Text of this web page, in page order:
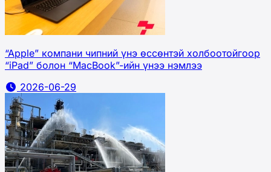
“Apple” компани чипний үнэ өссөнтэй холбоотойгоор
“iPad” болон “MacBook”-ийн үнээ нэмлээ
2026-06-29